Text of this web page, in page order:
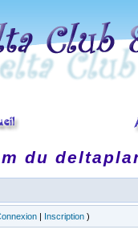
du
| Inscription )